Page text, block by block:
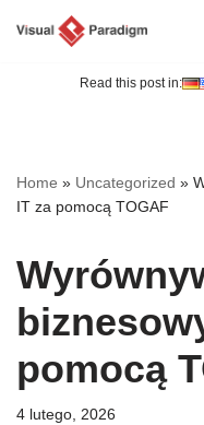
Read this post in:
Home » Uncategorized »
IT za pomocą TOGAF
pomocą
4 lutego, 2026